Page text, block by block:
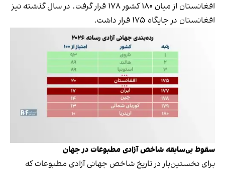
افغانستان از میان ۱۸۰ کشور ۱۷۸ قرار گرفت. در سال گذشته نیز
افغانستان در جایگاه ۱۷۵ قرار داشت.
سقوط بی‌سابقه شاخص آزادی مطبوعات در جهان
برای نخستین‌بار در تاریخ شاخص جهانی آزادی مطبوعات که